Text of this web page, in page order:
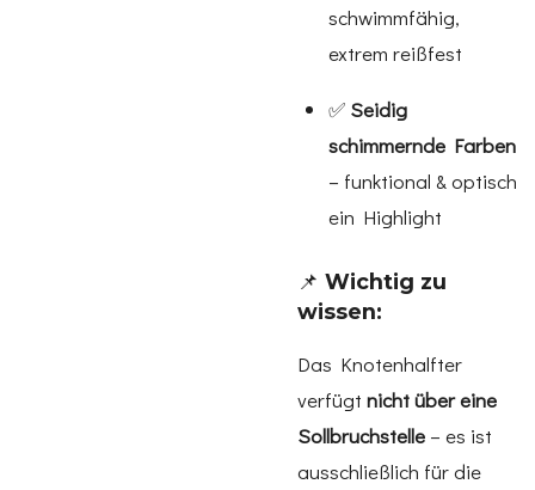
schwimmfähig,
extrem reißfest
✅ Seidig
schimmernde Farben
– funktional & optisch
ein Highlight
📌 Wichtig zu
wissen:
Das Knotenhalfter
verfügt nicht über eine
Sollbruchstelle – es ist
ausschließlich für die